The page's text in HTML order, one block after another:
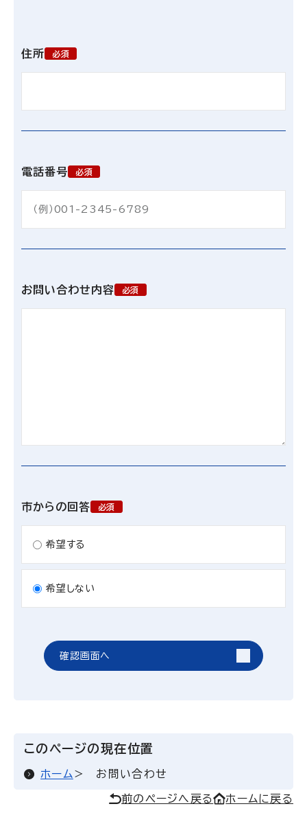
住所 必須
電話番号 必須
お問い合わせ内容 必須
市からの回答 必須
希望する
希望しない
確認画面へ
このページの現在位置
ホーム お問い合わせ
前のページへ戻る ホームに戻る